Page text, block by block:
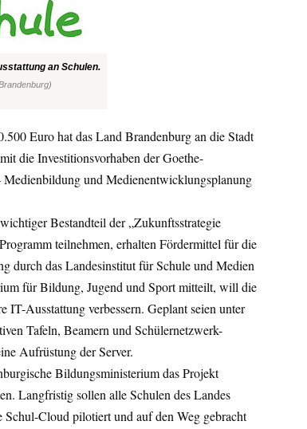
an Schulen.
Euro hat das Land Brandenburg an die Stadt
die Investitionsvorhaben der Goethe-
und Medienentwicklungsplanung
Bestandteil der „Zukunftsstrategie
teilnehmen, erhalten Fördermittel für die
durch das Landesinstitut für Schule und Medien
für Bildung, Jugend und Sport mitteilt, will die
Ausstattung verbessern. Geplant seien unter
Tafeln, Beamern und Schülernetzwerk-
Aufrüstung der Server.
Bildungsministerium das Projekt
Langfristig sollen alle Schulen des Landes
Cloud pilotiert und auf den Weg gebracht